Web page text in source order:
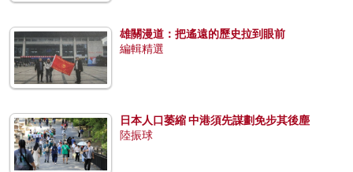
雄關漫道：把遙遠的歷史拉到眼前
編輯精選
日本人口萎縮 中港須先謀劃免步其後塵
陸振球